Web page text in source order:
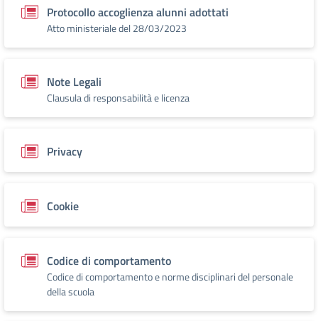
Protocollo accoglienza alunni adottati
Atto ministeriale del 28/03/2023
Note Legali
Clausula di responsabilità e licenza
Privacy
Cookie
Codice di comportamento
Codice di comportamento e norme disciplinari del personale
della scuola